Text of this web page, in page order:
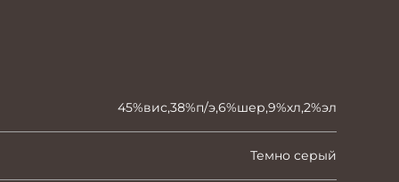
45%вис,38%п/э,6%шер,9%хл,2%эл
Темно серый